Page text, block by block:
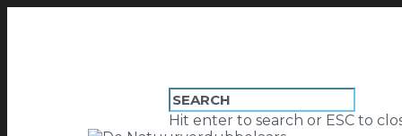
Hit enter to search or ESC to